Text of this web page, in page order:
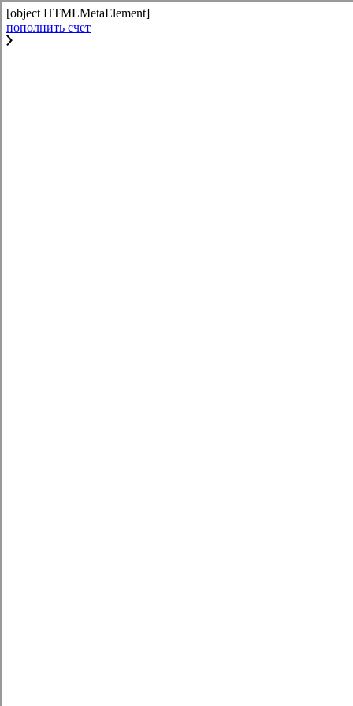
[object HTMLMetaElement]
пополнить счет